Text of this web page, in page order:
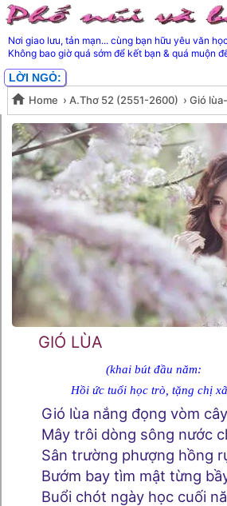
Nơi giao lưu, tản mạn... cùng bạn hữu yêu văn
Không bao giờ quá sớm để kết bạn & quá muộn
LỜI NGỎ:
Home › A.Thơ 52 (2551-2600) › Gió
Gió lùa- Sông Cửu
GIÓ LÙA
(khai bút đầu năm:
Hồi ức tuổi học trò, tặng chị
Gió lùa nắng đọng vòm cây
Mây trôi dòng sông nước
Sân trường phượng hồng
Bướm bay tìm mật từng
Buổi chót ngày học cuối